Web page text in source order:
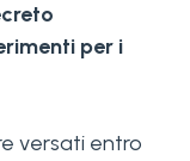
per i
versati entro